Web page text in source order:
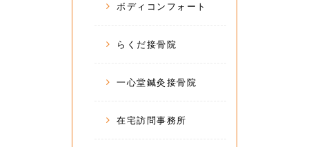
ボディコンフォート
らくだ接骨院
一心堂鍼灸接骨院
在宅訪問事務所